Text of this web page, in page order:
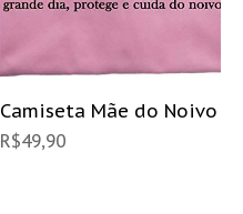
Camiseta Mãe do Noivo
R$49,90